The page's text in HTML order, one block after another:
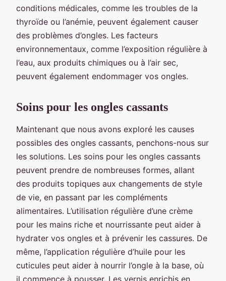
conditions médicales, comme les troubles de la
thyroïde ou l’anémie, peuvent également causer
des problèmes d’ongles. Les facteurs
environnementaux, comme l’exposition régulière à
l’eau, aux produits chimiques ou à l’air sec,
peuvent également endommager vos ongles.
Soins pour les ongles cassants
Maintenant que nous avons exploré les causes
possibles des ongles cassants, penchons-nous sur
les solutions. Les soins pour les ongles cassants
peuvent prendre de nombreuses formes, allant
des produits topiques aux changements de style
de vie, en passant par les compléments
alimentaires. L’utilisation régulière d’une crème
pour les mains riche et nourrissante peut aider à
hydrater vos ongles et à prévenir les cassures. De
même, l’application régulière d’huile pour les
cuticules peut aider à nourrir l’ongle à la base, où
il commence à pousser. Les vernis enrichis en